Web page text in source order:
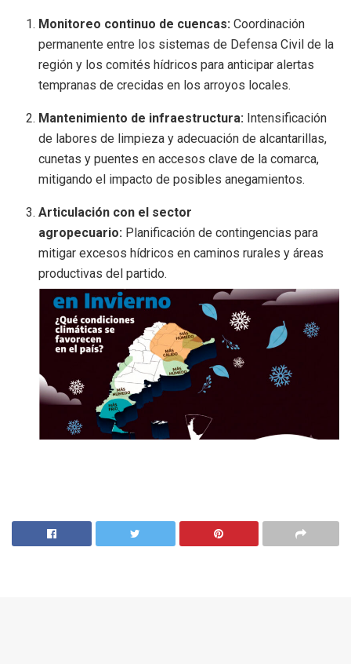
Monitoreo continuo de cuencas: Coordinación
permanente entre los sistemas de Defensa Civil de la
región y los comités hídricos para anticipar alertas
tempranas de crecidas en los arroyos locales.
Mantenimiento de infraestructura: Intensificación
de labores de limpieza y adecuación de alcantarillas,
cunetas y puentes en accesos clave de la comarca,
mitigando el impacto de posibles anegamientos.
Articulación con el sector
agropecuario: Planificación de contingencias para
mitigar excesos hídricos en caminos rurales y áreas
productivas del partido.